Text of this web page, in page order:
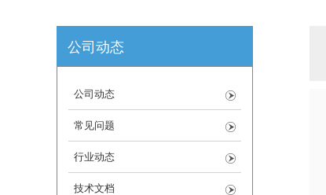
公司动态
公司动态
常见问题
行业动态
技术文档